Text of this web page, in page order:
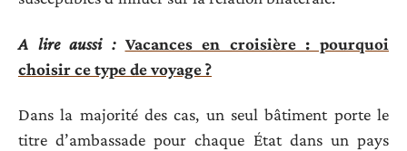
A lire aussi : Vacances en croisière : pourquoi
choisir ce type de voyage ?
Dans la majorité des cas, un seul bâtiment porte le
titre d’ambassade pour chaque État dans un pays